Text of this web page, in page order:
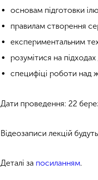
основам підготовки
правилам створення
експериментальним
розумітися на
специфіці роботи над
Дати проведення: 22
Відеозаписи лекцій
Деталі за посиланням.